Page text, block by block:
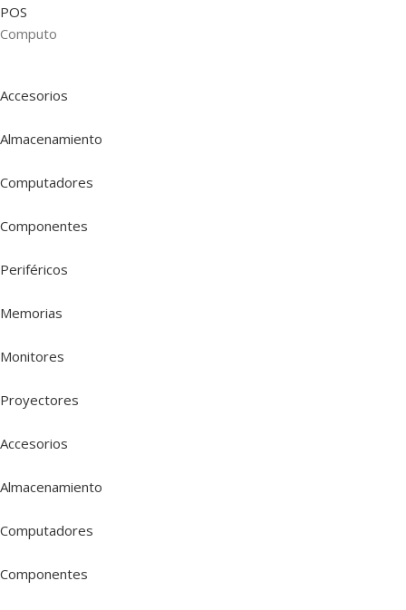
POS
Computo
Accesorios
Almacenamiento
Computadores
Componentes
Periféricos
Memorias
Monitores
Proyectores
Accesorios
Almacenamiento
Computadores
Componentes